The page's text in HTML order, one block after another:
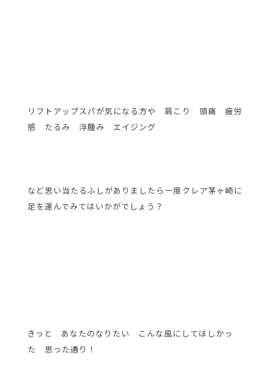
リフトアップスパが気になる方や 肩こり 頭痛 疲労
感 たるみ 浮腫み エイジング
など思い当たるふしがありましたら一度クレア茅ヶ崎に
足を運んでみてはいかがでしょう？
きっと あなたのなりたい こんな風にしてほしかっ
た 思った通り！